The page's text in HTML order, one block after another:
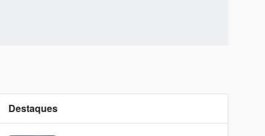
Destaques